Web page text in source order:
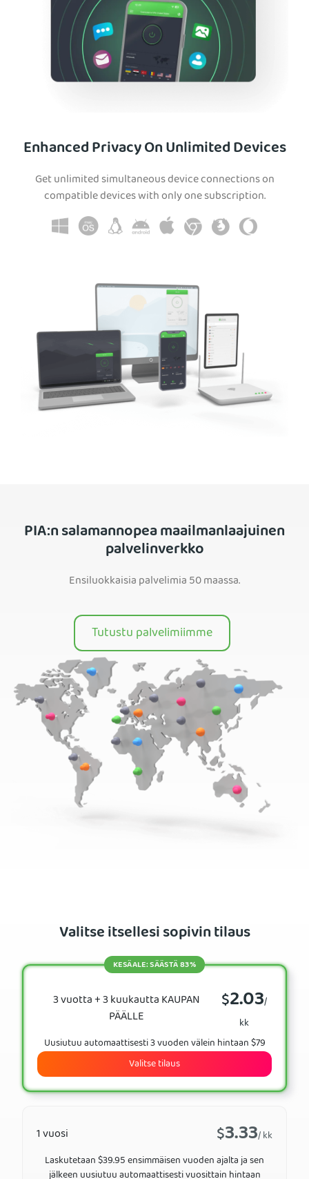
Enhanced Privacy On Unlimited Devices
Get unlimited simultaneous device connections on
compatible devices with only one subscription.
PIA:n salamannopea maailmanlaajuinen
palvelinverkko
Ensiluokkaisia palvelimia 50 maassa.
Tutustu palvelimiimme
Valitse itsellesi sopivin tilaus
3 vuotta + 3 kuukautta KAUPAN
PÄÄLLE
$2.03/
kk
KESÄALE: SÄÄSTÄ 83%
Uusiutuu automaattisesti 3 vuoden välein hintaan $79
Valitse tilaus
1 vuosi $3.33/ kk
Laskutetaan $39.95 ensimmäisen vuoden ajalta ja sen
jälkeen uusiutuu automaattisesti vuosittain hintaan